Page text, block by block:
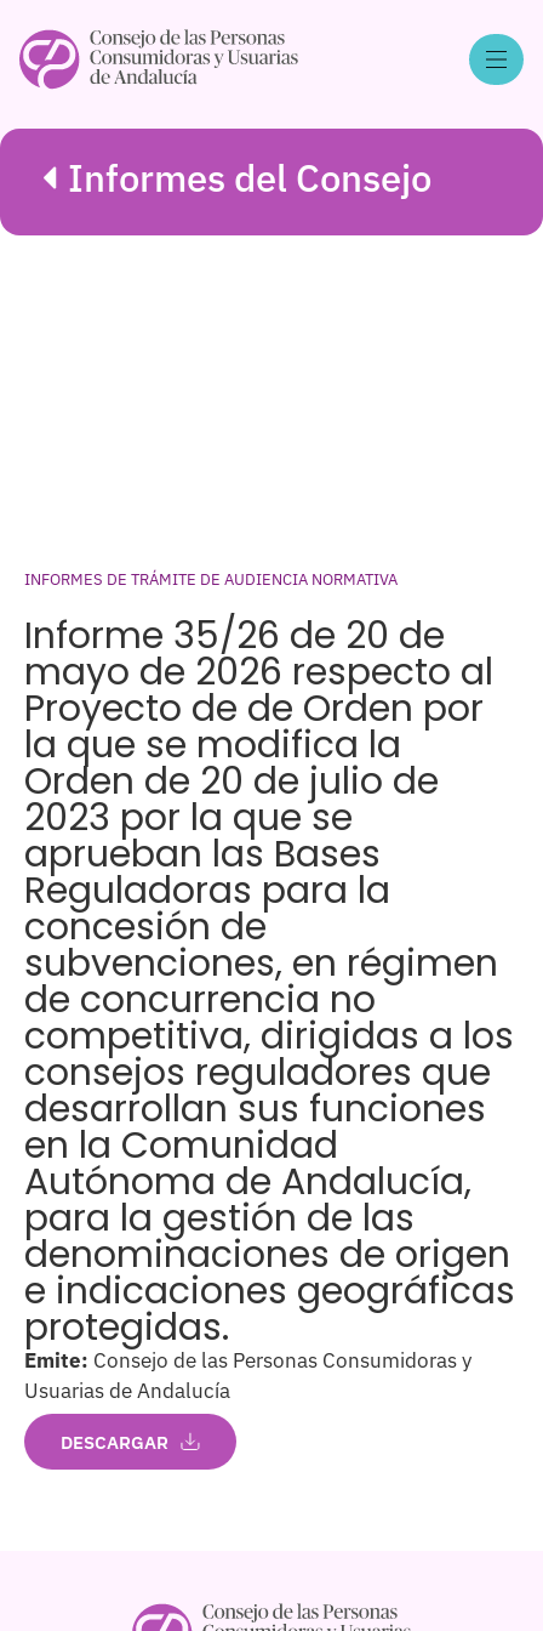
Informes del Consejo
INFORMES DE TRÁMITE DE AUDIENCIA NORMATIVA
Informe 35/26 de 20 de
mayo de 2026 respecto al
Proyecto de de Orden por
la que se modifica la
Orden de 20 de julio de
2023 por la que se
aprueban las Bases
Reguladoras para la
concesión de
subvenciones, en régimen
de concurrencia no
competitiva, dirigidas a los
consejos reguladores que
desarrollan sus funciones
en la Comunidad
Autónoma de Andalucía,
para la gestión de las
denominaciones de origen
e indicaciones geográficas
protegidas.
Emite: Consejo de las Personas Consumidoras y
Usuarias de Andalucía
DESCARGAR